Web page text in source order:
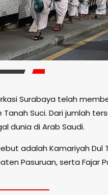
Surabaya telah
Suci. Dari jumlah
dunia di Arab Saudi.
adalah Kamariyah Dul
Pasuruan, serta Fajar